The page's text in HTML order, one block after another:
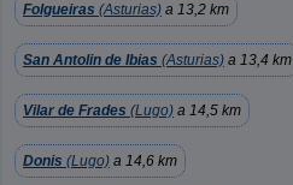
Folgueiras (Asturias) a 13,2 km
San Antolin de Ibias (Asturias) a 13,4 km
Vilar de Frades (Lugo) a 14,5 km
Donis (Lugo) a 14,6 km